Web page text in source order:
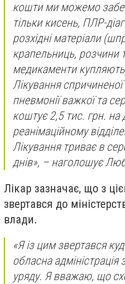
кошти ми можемо
тільки кисень, ПЛР-
розхідні матеріали
крапельниць, розчини
медикаменти купляють
Лікування
пневмонії важкої та
коштує 2,5 тис. грн. на
реанімаційному
Лікування триває в
днів», – наголошує
Лікар зазначає, що з
звертався до
влади.
«Я із цим звертався
обласна адміністрація
уряду. Я вважаю, що